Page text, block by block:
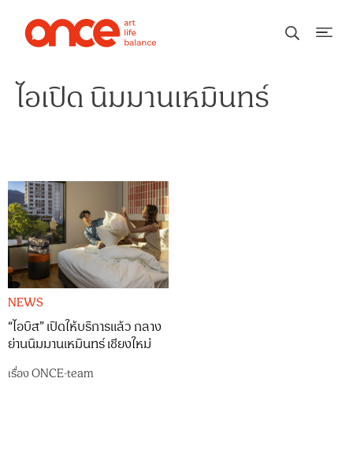
ไอเปิด นิมมานเหมินทร์
NEWS
“ไอบิส” เปิดให้บริการแล้ว กลาง
ย่านนิมมานเหมินทร์ เชียงใหม่
เรื่องONCE-team